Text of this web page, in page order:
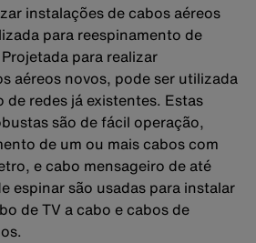
instalações de cabos aéreos
para reespinamento de
para realizar
aéreos novos, pode ser utilizada
de redes já existentes. Estas
são de fácil operação,
de um ou mais cabos com
e cabo mensageiro de até
espinar são usadas para instalar
de TV a cabo e cabos de